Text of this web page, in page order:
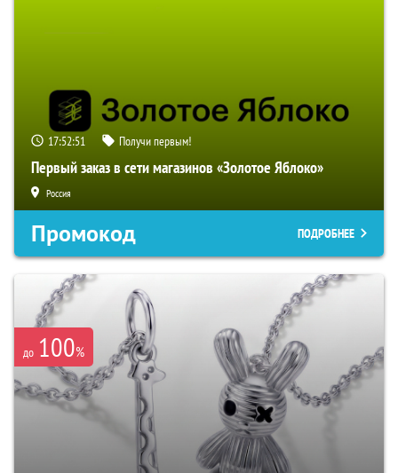
17:52:50 Получи первым!
Первый заказ в сети магазинов «Золотое Яблоко»
Россия
Промокод ПОДРОБНЕЕ
до 100%